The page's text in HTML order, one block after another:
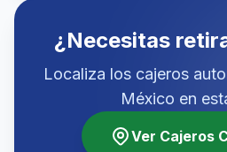
¿Necesitas
Localiza los cajeros
México en
Ver Cajeros